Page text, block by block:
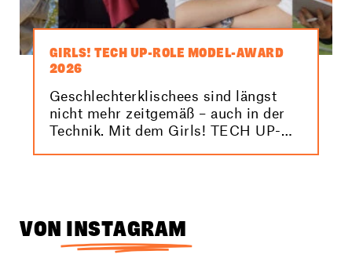
GIRLS! TECH UP-ROLE MODEL-AWARD
2026
Geschlechterklischees sind längst
nicht mehr zeitgemäß – auch in der
Technik. Mit dem Girls! TECH UP-
VON INSTAGRAM